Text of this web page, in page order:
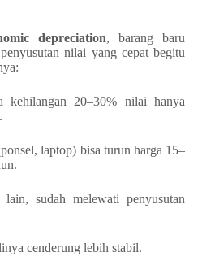
depreciation, barang baru
nilai yang cepat begitu
kehilangan 20–30% nilai hanya
laptop) bisa turun harga 15–
sudah melewati penyusutan
cenderung lebih stabil.